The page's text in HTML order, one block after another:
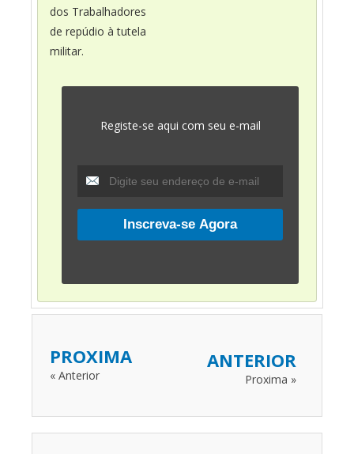
dos Trabalhadores
de repúdio à tutela
militar.
Registe-se aqui com seu e-mail
PROXIMA
« Anterior
ANTERIOR
Proxima »